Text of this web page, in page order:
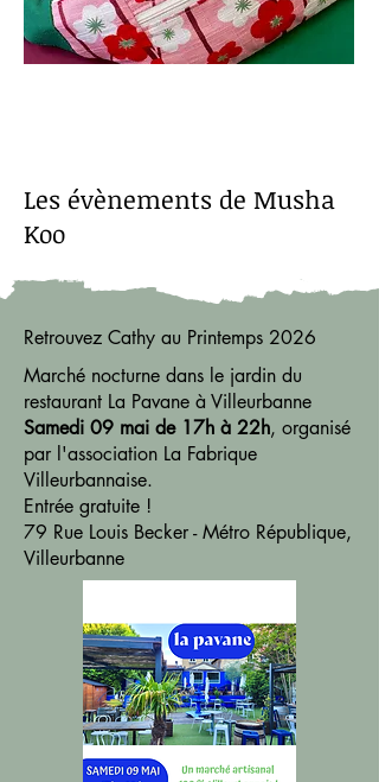
Les évènements de Musha
Koo
Retrouvez Cathy au Printemps 2026
Marché nocturne dans le jardin du
restaurant La Pavane à Villeurbanne
Samedi 09 mai de 17h à 22h, organisé
par l'association La Fabrique
Villeurbannaise.
Entrée gratuite !
79 Rue Louis Becker - Métro République,
Villeurbanne